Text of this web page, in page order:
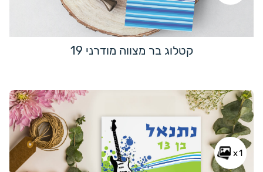
קטלוג בר מצווה מודרני 19
x1